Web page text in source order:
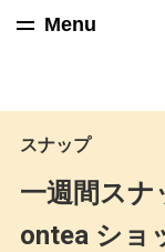
Menu
スナップ
一週間スナ
ontea ショ